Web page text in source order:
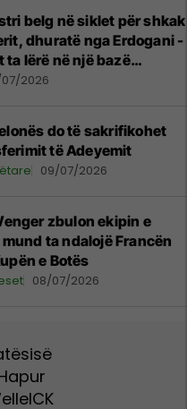
belg në siklet për shkak
dhuratë nga Erdogani -
ta lërë në një bazë
2026
do të sakrifikohet
të Adeyemit
09/07/2026
zbulon ekipin e
ta ndalojë Francën
e Botës
08/07/2026
ICK